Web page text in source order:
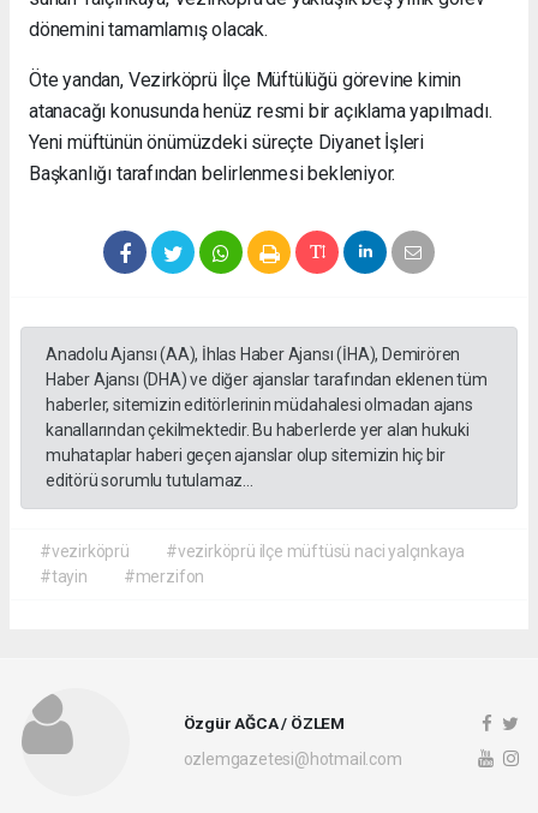
dönemini tamamlamış olacak.
Öte yandan, Vezirköprü İlçe Müftülüğü görevine kimin
atanacağı konusunda henüz resmi bir açıklama yapılmadı.
Yeni müftünün önümüzdeki süreçte Diyanet İşleri
Başkanlığı tarafından belirlenmesi bekleniyor.
Anadolu Ajansı (AA), İhlas Haber Ajansı (İHA), Demirören
Haber Ajansı (DHA) ve diğer ajanslar tarafından eklenen tüm
haberler, sitemizin editörlerinin müdahalesi olmadan ajans
kanallarından çekilmektedir. Bu haberlerde yer alan hukuki
muhataplar haberi geçen ajanslar olup sitemizin hiç bir
editörü sorumlu tutulamaz...
#vezirköprü
#vezirköprü ilçe müftüsü naci yalçınkaya
#tayin
#merzifon
Özgür AĞCA / ÖZLEM
ozlemgazetesi@hotmail.com